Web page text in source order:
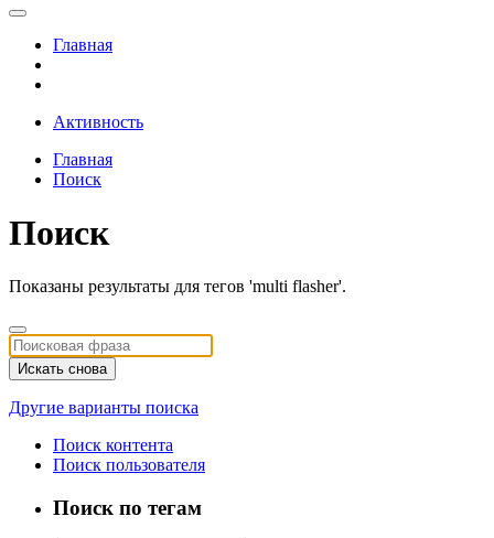
Главная
Активность
Главная
Поиск
Поиск
Показаны результаты для тегов 'multi flasher'.
Искать снова
Другие варианты поиска
Поиск контента
Поиск пользователя
Поиск по тегам